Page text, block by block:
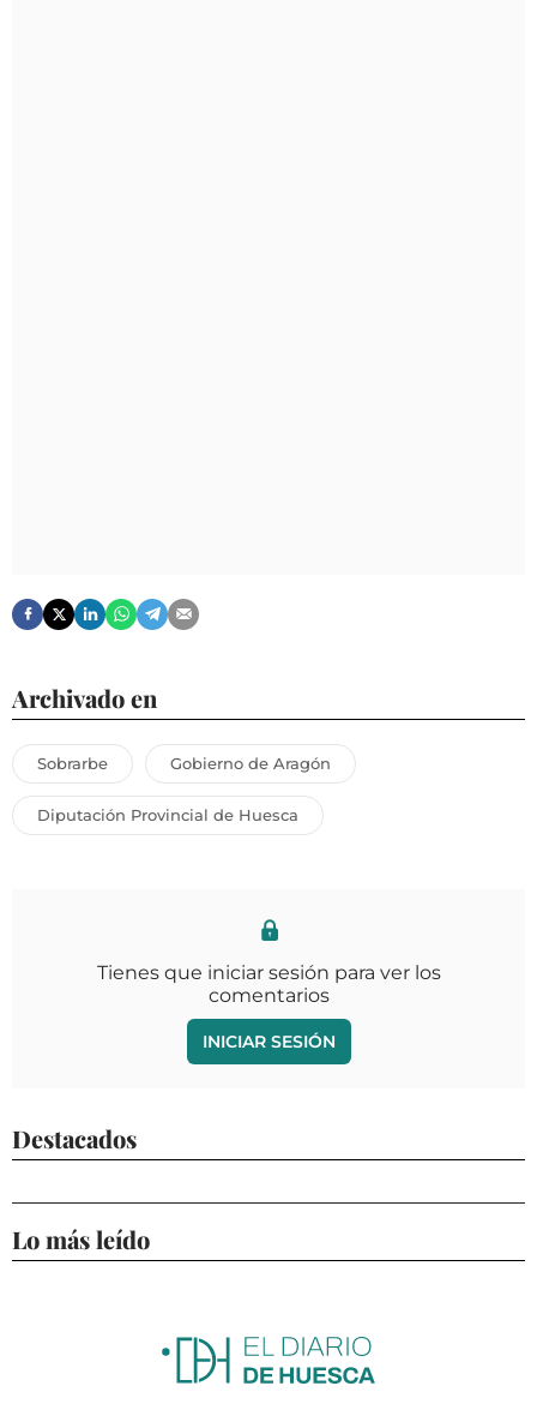
Archivado en
Sobrarbe Gobierno de Aragón
Diputación Provincial de Huesca
Tienes que iniciar sesión para ver los
comentarios
INICIAR SESIÓN
Destacados
Lo más leído